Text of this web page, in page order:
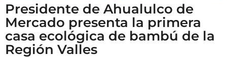
Presidente de Ahualulco de
Mercado presenta la primera
casa ecológica de bambú de la
Región Valles